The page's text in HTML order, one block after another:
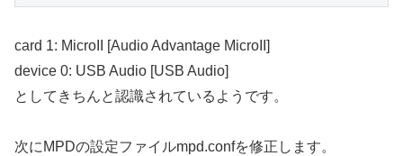
card 1: MicroII [Audio Advantage MicroII]
device 0: USB Audio [USB Audio]
としてきちんと認識されているようです。
次にMPDの設定ファイルmpd.confを修正します。